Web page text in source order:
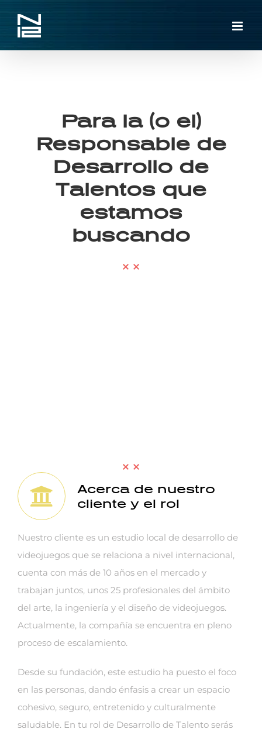
Para la (o el)
Responsable de
Desarrollo de
Talentos que
estamos
buscando
Acerca de nuestro
cliente y el rol
Nuestro cliente es un estudio local de desarrollo de
videojuegos que se relaciona a nivel internacional,
cuenta con más de 10 años en el mercado y
trabajan juntos, unos 25 profesionales del ámbito
del arte, la ingeniería y el diseño de videojuegos.
Actualmente, la compañía se encuentra en pleno
proceso de escalamiento.
Desde su fundación, este estudio ha puesto el foco
en las personas, dando énfasis a crear un espacio
cohesivo, seguro, entretenido y culturalmente
saludable. En tu rol de Desarrollo de Talento serás